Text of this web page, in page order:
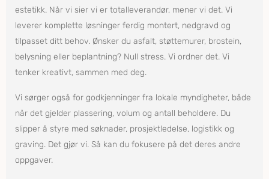
estetikk. Når vi sier vi er totalleverandør, mener vi det. Vi
leverer komplette løsninger ferdig montert, nedgravd og
tilpasset ditt behov. Ønsker du asfalt, støttemurer, brostein,
belysning eller beplantning? Null stress. Vi ordner det. Vi
tenker kreativt, sammen med deg.
Vi sørger også for godkjenninger fra lokale myndigheter, både
når det gjelder plassering, volum og antall beholdere. Du
slipper å styre med søknader, prosjektledelse, logistikk og
graving. Det gjør vi. Så kan du fokusere på det deres andre
oppgaver.